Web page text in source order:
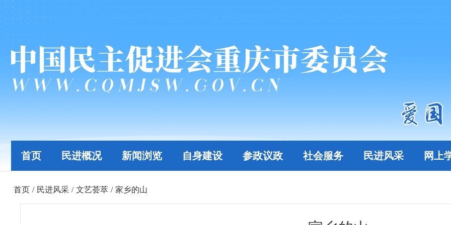
首页 民进概况 新闻浏览 自身建设 参政议政 社会服务 民进风采 网上
首页 / 民进风采 / 文艺荟萃 / 家乡的山